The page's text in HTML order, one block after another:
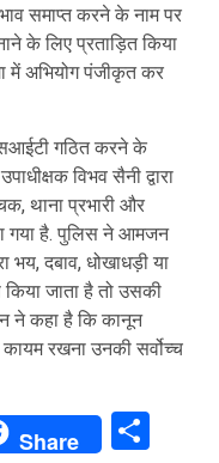
समाप्त करने के नाम पर
के लिए प्रताड़ित किया
में अभियोग पंजीकृत कर
गठित करने के
विभव सैनी द्वारा
थाना प्रभारी और
गया है. पुलिस ने आमजन
भय, दबाव, धोखाधड़ी या
जाता है तो उसकी
ने कहा है कि कानून
रखना उनकी सर्वोच्च
Share